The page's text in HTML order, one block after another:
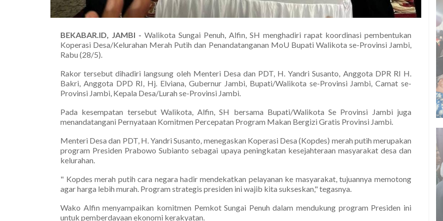
BEKABAR.ID, JAMBI - Walikota Sungai Penuh, Alfin, SH menghadiri rapat koordinasi pembentukan
Koperasi Desa/Kelurahan Merah Putih dan Penandatanganan MoU Bupati Walikota se-Provinsi Jambi,
Rabu (28/5).
Rakor tersebut dihadiri langsung oleh Menteri Desa dan PDT, H. Yandri Susanto, Anggota DPR RI H.
Bakri, Anggota DPD RI, Hj. Elviana, Gubernur Jambi, Bupati/Walikota se-Provinsi Jambi, Camat se-
Provinsi Jambi, Kepala Desa/Lurah se-Provinsi Jambi.
Pada kesempatan tersebut Walikota, Alfin, SH bersama Bupati/Walikota Se Provinsi Jambi juga
menandatangani Pernyataan Komitmen Percepatan Program Makan Bergizi Gratis Provinsi Jambi.
Menteri Desa dan PDT, H. Yandri Susanto, menegaskan Koperasi Desa (Kopdes) merah putih merupakan
program Presiden Prabowo Subianto sebagai upaya peningkatan kesejahteraan masyarakat desa dan
kelurahan.
" Kopdes merah putih cara negara hadir mendekatkan pelayanan ke masyarakat, tujuannya memotong
agar harga lebih murah. Program strategis presiden ini wajib kita sukseskan," tegasnya.
Wako Alfin menyampaikan komitmen Pemkot Sungai Penuh dalam mendukung program Presiden ini
untuk pemberdayaan ekonomi kerakyatan.